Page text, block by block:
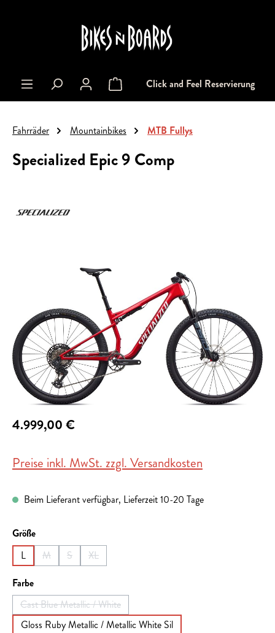
Warenkorb enthält 0 Positionen. Der
Click and Feel Reservierung
Fahrräder Mountainbikes MTB Fullys
Specialized Epic 9 Comp
Bildergalerie überspringen
4.999,00 €
Preise inkl. MwSt. zzgl. Versandkosten
Beim Lieferant verfügbar, Lieferzeit 10-20 Tage
Größeauswählen
L
M
(Diese Option ist zurzeit nicht verfügbar.)
S
(Diese Option ist zurzeit nicht verfügbar.)
XL
(Diese Option ist zurzeit nicht verfügbar.)
Farbeauswählen
Cast Blue Metallic / White
(Diese Option ist zurzeit nicht verfügbar.)
Gloss Ruby Metallic / Metallic White Sil